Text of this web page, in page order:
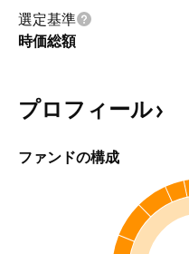
選定基準
時価総額
プロフィール
ファンドの構成